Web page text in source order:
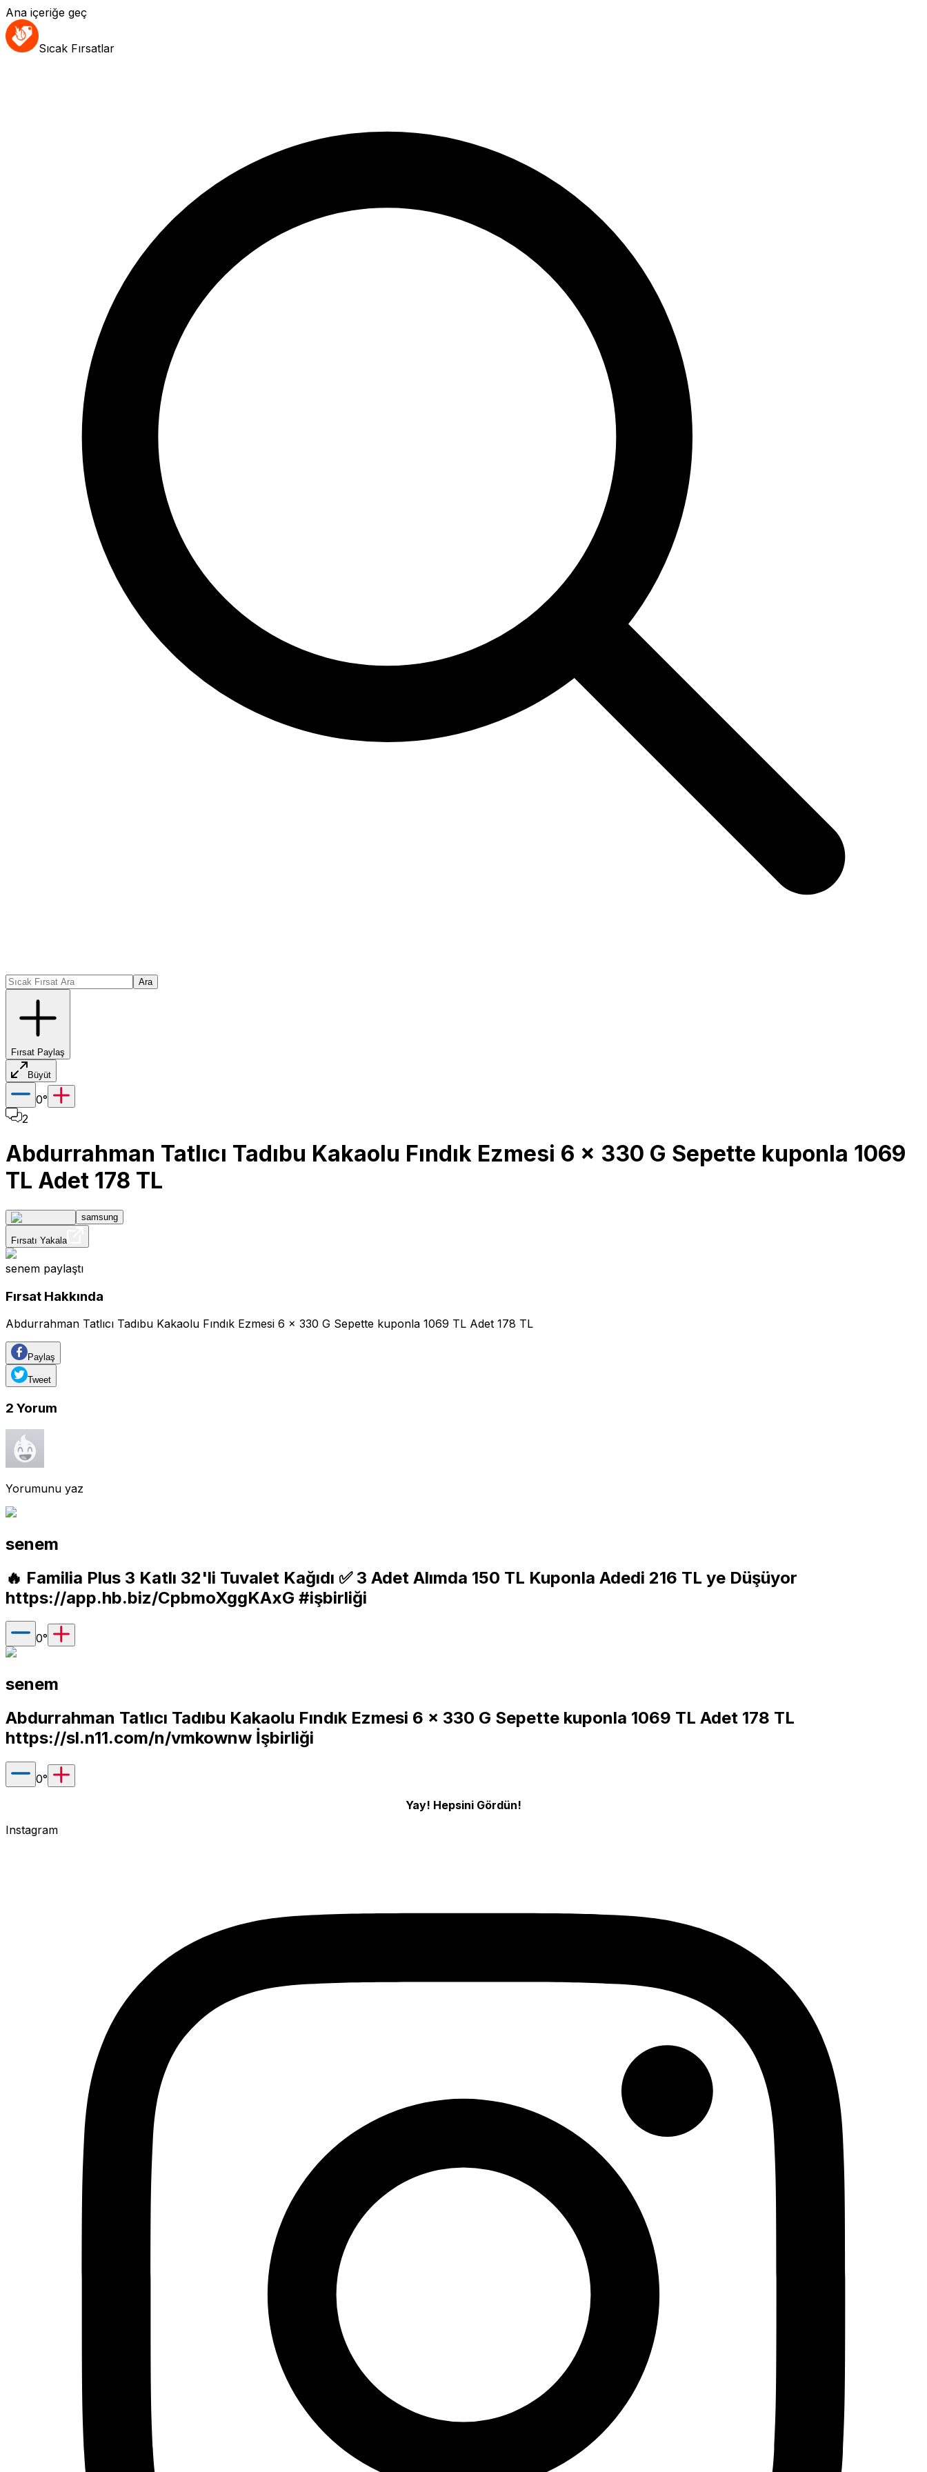
Ana içeriğe geç
Sıcak Fırsatlar
Ara
Fırsat Paylaş
Büyüt
0°
2
Abdurrahman Tatlıcı Tadıbu Kakaolu Fındık Ezmesi 6 x 330 G Sepette kuponla 1069
TL Adet 178 TL
samsung
Fırsatı Yakala
senem paylaştı
Fırsat Hakkında
Abdurrahman Tatlıcı Tadıbu Kakaolu Fındık Ezmesi 6 x 330 G Sepette kuponla 1069 TL Adet 178 TL
Paylaş
Tweet
2 Yorum
Yorumunu yaz
senem
🔥 Familia Plus 3 Katlı 32'li Tuvalet Kağıdı ✅️ 3 Adet Alımda 150 TL Kuponla Adedi 216 TL ye Düşüyor
https://app.hb.biz/CpbmoXggKAxG #işbirliği
0°
senem
Abdurrahman Tatlıcı Tadıbu Kakaolu Fındık Ezmesi 6 x 330 G Sepette kuponla 1069 TL Adet 178 TL
https://sl.n11.com/n/vmkownw İşbirliği
0°
Yay! Hepsini Gördün!
Instagram